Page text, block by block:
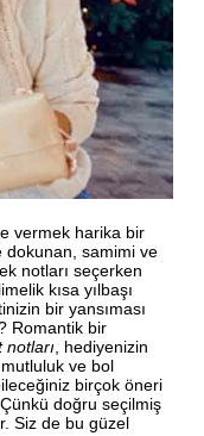
vermek harika bir
dokunan, samimi ve
notları seçerken
kısa yılbaşı
bir yansıması
Romantik bir
notları , hediyenizin
ve bol
birçok öneri
doğru seçilmiş
Siz de bu güzel